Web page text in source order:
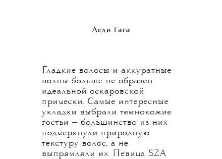
Леди Гага
Гладкие волосы и аккуратные
волны больше не образец
идеальной оскаровской
прически. Самые интересные
укладки выбрали темнокожие
гостьи — большинство из них
подчеркнули природную
текстуру волос, а не
выпрямляли их. Певица SZA